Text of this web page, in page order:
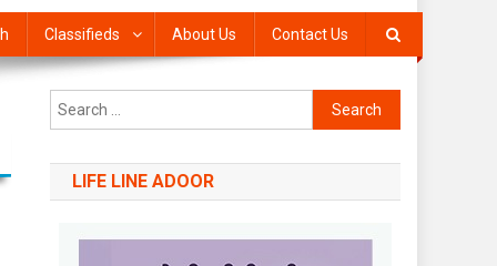
Classifieds About Us Contact Us
Search
for:
LIFE LINE ADOOR